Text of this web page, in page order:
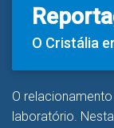
O Cristália
O
laboratório.